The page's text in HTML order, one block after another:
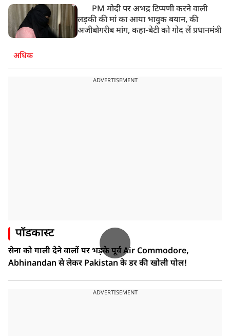
PM मोदी पर अभद्र टिप्पणी करने वाली
लड़की की मां का आया भावुक बयान, की
अजीबोगरीब मांग, कहा-बेटी को गोद लें प्रधानमंत्री
अधिक
ADVERTISEMENT
पॉडकास्ट
सेना को गाली देने वालों पर भड़के पूर्व Air Commodore,
Abhinandan से लेकर Pakistan के डर की खोली पोल!
ADVERTISEMENT